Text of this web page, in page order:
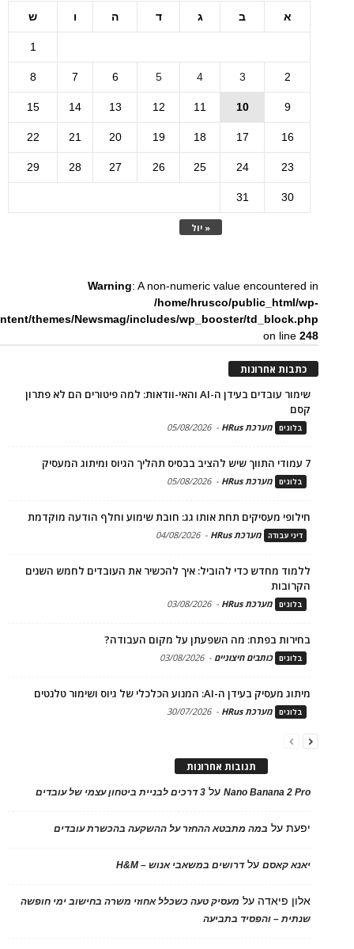
א ב ג ד ה ו ש
« יול
1
2
3
4
5
6
7
8
9
10
11
12
13
14
15
16
17
18
19
20
21
22
23
24
25
26
27
28
29
30
31
Warning: A non-numeric value encountered in
/home/hrusco/public_html/wp-
themes/Newsmag/includes/wp_booster/td_block.php
on line248
כתבות אחרונות
שימור עובדים בעידן ה-AI והאי-וודאות: למה פיטורים הם לא פתרון
קסם
בלוגים מערכת HRus -
05/08/2026
7 עמודי התווך שיש להציב בבסיס תהליך הגיוס ומיתוג המעסיק
בלוגים מערכת HRus -
05/08/2026
חילופי מעסיקים תחת אותו גג: חובת שימוע וחלף הודעה מוקדמת
דיני עבודה מערכת HRus -
04/08/2026
ללמוד מחדש כדי להוביל: איך להכשיר את העובדים לחמש השנים
הקרובות
בלוגים מערכת HRus -
03/08/2026
בחירות בפתח: מה השפעתן על מקום העבודה?
בלוגים כותבים חיצוניים -
03/08/2026
מיתוג מעסיק בעידן ה-AI: המנוע הכלכלי של גיוס ושימור טלנטים
בלוגים מערכת HRus -
30/07/2026
תגובות אחרונות
Nano Banana 2 Proעל 3 דרכים לבניית ביטחון עצמי של עובדים
יפעתעל במה מתבטא ההחזר על ההשקעה בהכשרת עובדים
יאנא קאסםעלדרושים במשאבי אנוש – H&M
אלון פיאדה על מעסיק טעה כשכלל אחוזי משרה בחישוב ימי חופשה
שנתית – והפסיד בתביעה